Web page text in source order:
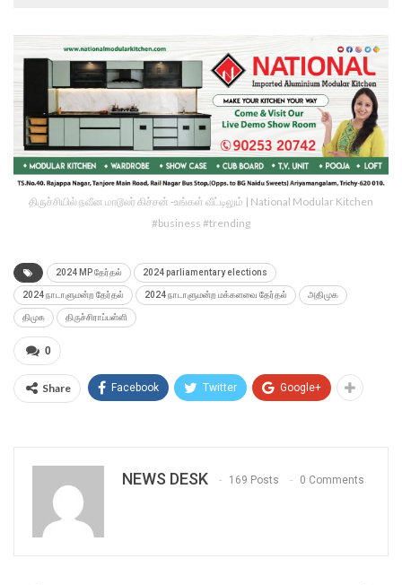
திருச்சியில் நவீன மாடூலர் கிச்சன் -உங்கள் வீட்டிலும் | National Modular Kitchen
#business #trending
2024 MP தேர்தல் 2024 parliamentary elections
2024 நாடாளுமன்ற தேர்தல் 2024 நாடாளுமன்ற மக்களவை தேர்தல் அதிமுக
திமுக திருச்சிராப்பள்ளி
0
Share Facebook Twitter Google+
NEWS DESK 169 Posts 0 Comments